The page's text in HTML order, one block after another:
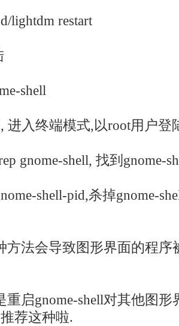
lightdm restart
shell
进入终端模式,以root用户登
gnome-shell, 找到gnome-
shell-pid,杀掉gnome-
方法会导致图形界面的程序
重启gnome-shell对其他图
荐这种啦.